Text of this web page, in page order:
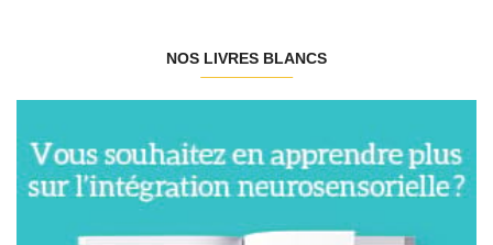
NOS LIVRES BLANCS